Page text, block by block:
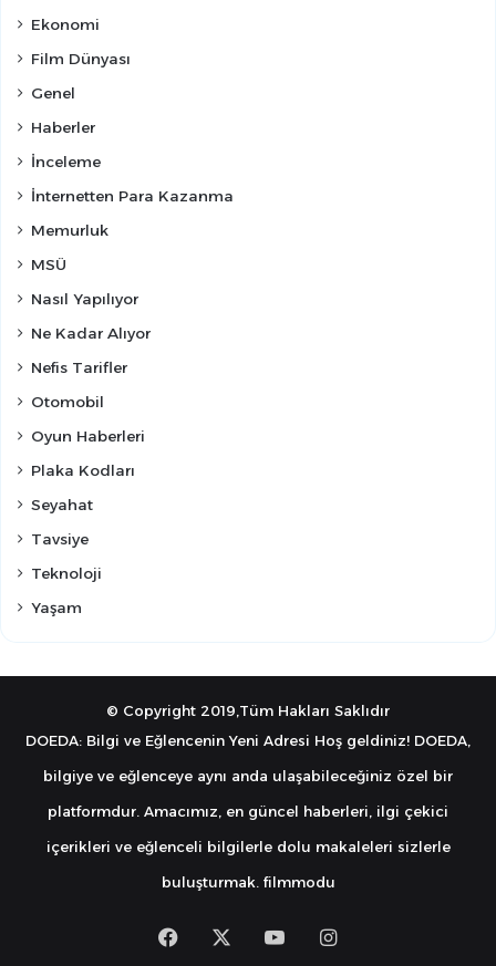
Ekonomi
Film Dünyası
Genel
Haberler
İnceleme
İnternetten Para Kazanma
Memurluk
MSÜ
Nasıl Yapılıyor
Ne Kadar Alıyor
Nefis Tarifler
Otomobil
Oyun Haberleri
Plaka Kodları
Seyahat
Tavsiye
Teknoloji
Yaşam
© Copyright 2019,Tüm Hakları Saklıdır
DOEDA: Bilgi ve Eğlencenin Yeni Adresi Hoş geldiniz! DOEDA,
bilgiye ve eğlenceye aynı anda ulaşabileceğiniz özel bir
platformdur. Amacımız, en güncel haberleri, ilgi çekici
içerikleri ve eğlenceli bilgilerle dolu makaleleri sizlerle
buluşturmak. filmmodu
FacebookYouTubeInstagram